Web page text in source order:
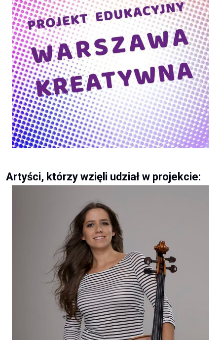
Artyści, którzy wzięli udział w projekcie: